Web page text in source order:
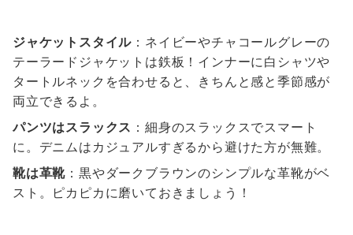
ジャケットスタイル ：ネイビーやチャコールグレーの
テーラードジャケットは鉄板！インナーに白シャツや
タートルネックを合わせると、きちんと感と季節感が
両立できるよ。
パンツはスラックス ：細身のスラックスでスマート
に。デニムはカジュアルすぎるから避けた方が無難。
靴は革靴 ：黒やダークブラウンのシンプルな革靴がベ
スト。ピカピカに磨いておきましょう！